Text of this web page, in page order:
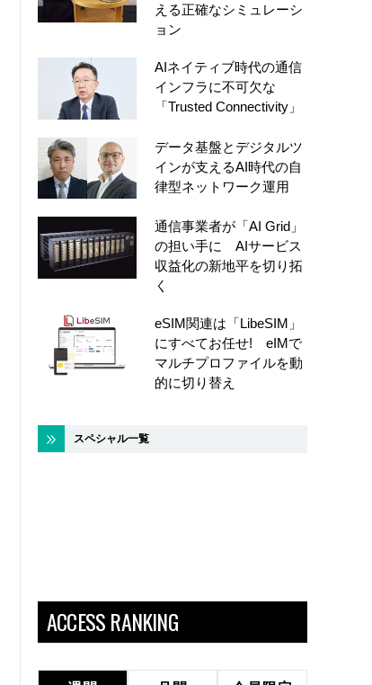
える正確なシミュレーシ
ョン
AIネイティブ時代の通信
インフラに不可欠な
「Trusted Connectivity」
データ基盤とデジタルツ
インが支えるAI時代の自
律型ネットワーク運用
通信事業者が「AI Grid」
の担い手に AIサービス
収益化の新地平を切り拓
く
eSIM関連は「LibeSIM」
にすべてお任せ! eIMで
マルチプロファイルを動
的に切り替え
スペシャル一覧
ACCESS RANKING